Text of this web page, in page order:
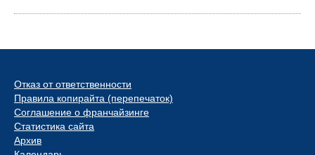
Отказ от ответственности
Правила копирайта (перепечаток)
Соглашение о франчайзинге
Статистика сайта
Архив